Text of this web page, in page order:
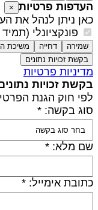
העדפות פרטיות ×
כאן ניתן לנהל את
פונקציונלי
שמירה דחייה
משיכת
בקשת זכויות נתונים
מדיניות פרטיות
בקשת זכויות
לפי חוק הגנת
סוג בקשה: *
שם מלא: *
כתובת אימייל: *